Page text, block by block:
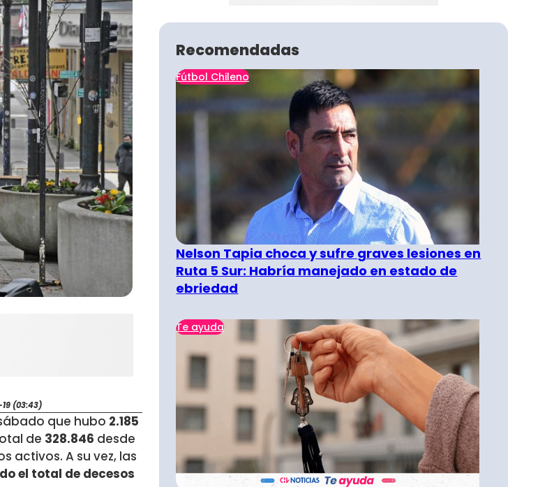
(03:43)
que hubo 2.185
de 328.846 desde
activos. A su vez, las
el total de decesos
Recomendadas
Fútbol Chileno
Nelson Tapia choca y sufre graves lesiones en
Ruta 5 Sur: Habría manejado en estado de
ebriedad
Te ayuda